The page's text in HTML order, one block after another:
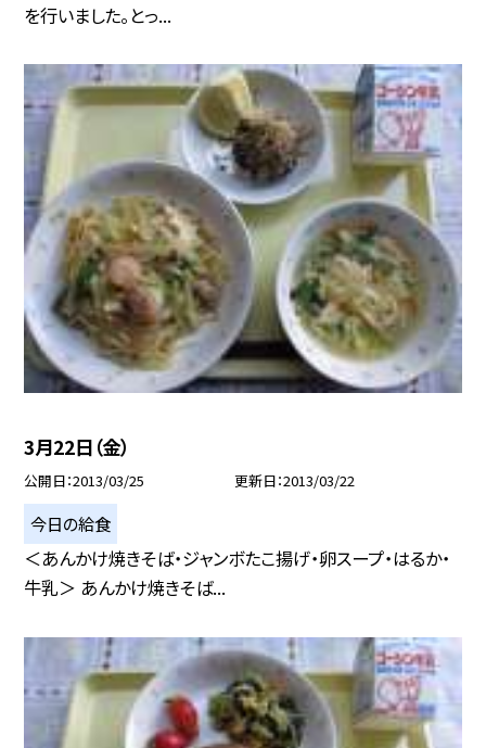
を行いました。とっ...
3月22日（金）
公開日 2013/03/25 更新日 2013/03/22
今日の給食
＜あんかけ焼きそば・ジャンボたこ揚げ・卵スープ・はるか・
牛乳＞ あんかけ焼きそば...